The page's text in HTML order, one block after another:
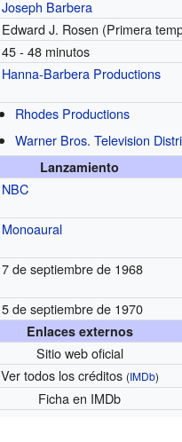
Joseph Barbera
Edward J. Rosen (Primera
45 - 48 minutos
Hanna-Barbera Productions
Rhodes Productions
Warner Bros. Television
Lanzamiento
NBC
Monoaural
7 de septiembre de 1968
5 de septiembre de 1970
Enlaces externos
Sitio web oficial
Ver todos los créditos (IMDb)
Fichaen IMDb